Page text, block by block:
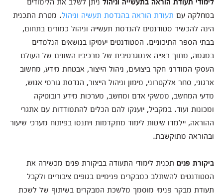
במחלקה עם תעודת הוראה בהנדסת תעשיה וניהול. מטרת התכנית
הינה להכשיר סטודנטים להנדסת תעשייה וניהול כמורים בתחום,
בבתי הספר התיכוניים. הסטודנטים יעמיקו בנושאים הנלמדים
במגמה, מתוך ראייה אינטגרטיבית של מרכיביו השונים של העולם
העסקי המודרני חקר ביצועים, ניהול הייצור, אבטחת מידע, מחשוב
ארגוני, סחר אלקטרוני, מימון וניהול הייצור, הנדסת גורמי אנוש,
מדעי המחשב, ממשקי אדם ומחשב, מערכות מידע רובוטיקה
ומכונות ועוד. במקביל, יוענקו להם הכלים להתמודדות עם אתגרי
ההוראה, יילמדו שיטות לימוד מתקדמות ויתנסו בפיתוח מערכי שיעור
ובהוראה מתוקשבת.
ביקורת פניםתכנית לימודי התעודה בביקורת פנים מכשירה את
הסטודנטים להשתלב כמבקרים פנימיים בגופים ציבוריים ולקבל
תעודת מבקר פנימי מוסמך מלשכת המבקרים בשיתוף של לשכת